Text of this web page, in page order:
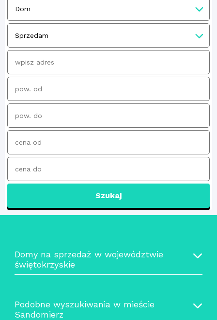
Szukaj
Domy na sprzedaż w województwie
świętokrzyskie
Podobne wyszukiwania w mieście
Sandomierz